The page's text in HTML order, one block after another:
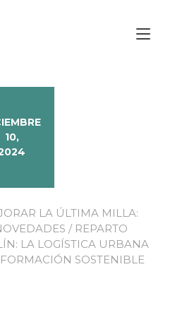
10,
LA ÚLTIMA MILLA:
/ REPARTO
LA LOGÍSTICA URBANA
SOSTENIBLE